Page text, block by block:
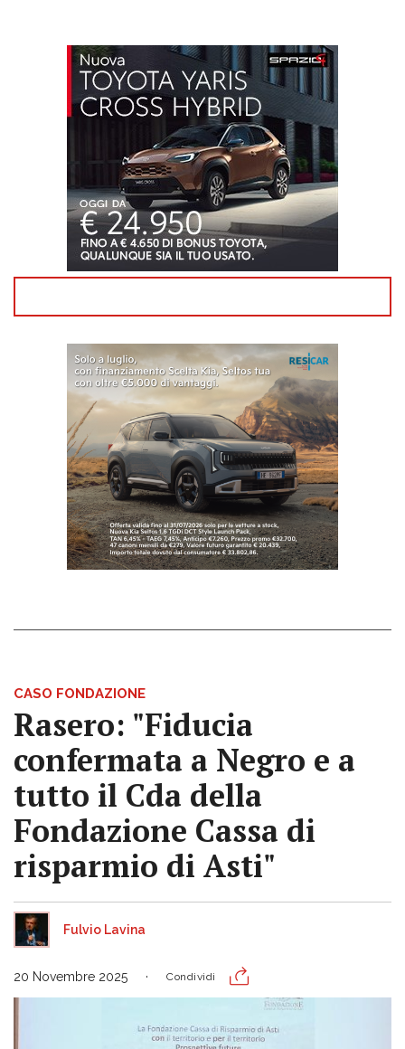
CASO FONDAZIONE
Rasero: "Fiducia
confermata a Negro e a
tutto il Cda della
Fondazione Cassa di
risparmio di Asti"
Fulvio Lavina
20 Novembre 2025 Condividi